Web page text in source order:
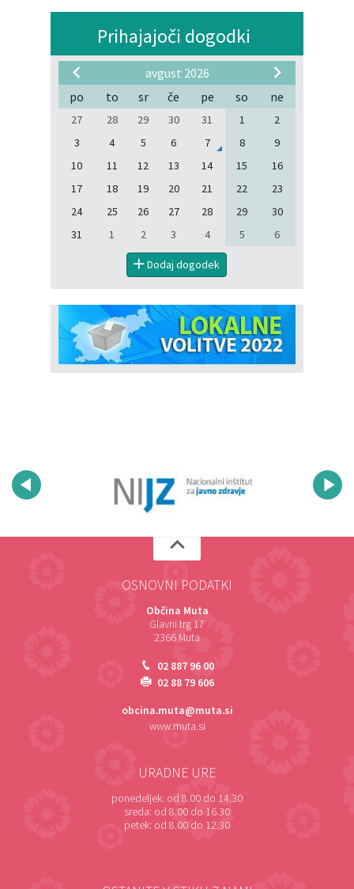
Prihajajoči dogodki
avgust 2026
po
to sr če pe so ne
27 28 29 30 31 1
2
3
4 5 6 7 8
9
10
11 12 13 14 15
16
17
18 19 20 21 22
23
24
25 26 27 28 29
30
31
1 2 3 4 5 6
Dodaj dogodek
OSNOVNI PODATKI
Občina Muta
Glavni trg 17
2366 Muta
02 887 96 00
02 88 79 606
obcina.muta@muta.si
www.muta.si
URADNE URE
ponedeljek: od 8.00 do 14.30
sreda: od 8.00 do 16.30
petek: od 8.00 do 12.30